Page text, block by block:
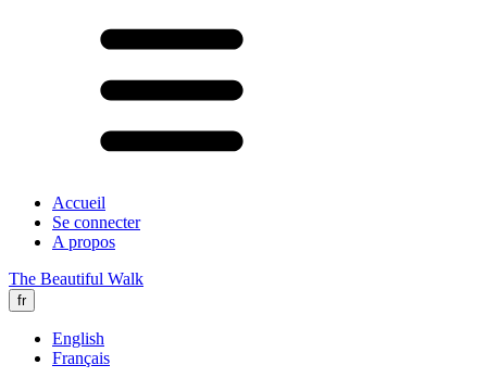
Accueil
Se connecter
A propos
The Beautiful Walk
fr
English
Français